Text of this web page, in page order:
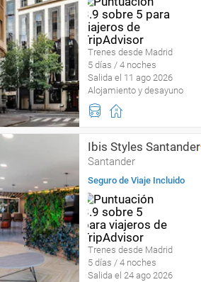
Trenes desde Madrid
5 días / 4 noches
Salida el 11 ago 2026
Alojamiento y desayuno
Ibis Styles Santander
Santander
Seguro de Viaje Incluido
Trenes desde Madrid
5 días / 4 noches
Salida el 24 ago 2026